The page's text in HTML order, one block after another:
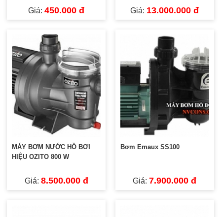
Giá:450.000 đ Giá: 13.000.000 đ
MÁY BƠM NƯỚC HỒ BƠI
HIỆU OZITO 800 W
Giá: 8.500.000 đ
Bơm Emaux SS100
Giá:7.900.000 đ